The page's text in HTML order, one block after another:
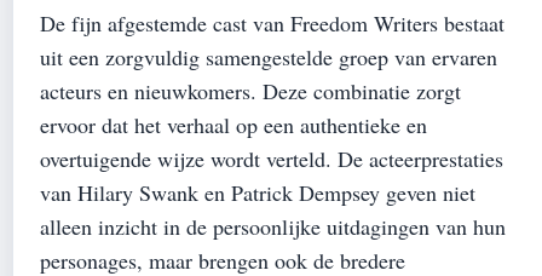
De fijn afgestemde cast van Freedom Writers bestaat
uit een zorgvuldig samengestelde groep van ervaren
acteurs en nieuwkomers. Deze combinatie zorgt
ervoor dat het verhaal op een authentieke en
overtuigende wijze wordt verteld. De acteerprestaties
van Hilary Swank en Patrick Dempsey geven niet
alleen inzicht in de persoonlijke uitdagingen van hun
personages, maar brengen ook de bredere